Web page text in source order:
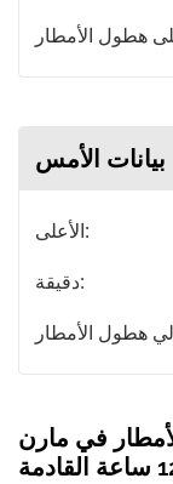
هطول الأمطار
بيانات الأمس
الأعلى:
دقيقة:
في مارن